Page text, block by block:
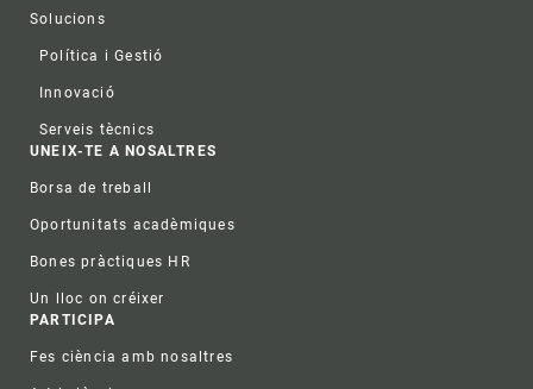
Solucions
Política i Gestió
Innovació
Serveis tècnics
UNEIX-TE A NOSALTRES
Borsa de treball
Oportunitats acadèmiques
Bones pràctiques HR
Un lloc on créixer
PARTICIPA
Fes ciència amb nosaltres